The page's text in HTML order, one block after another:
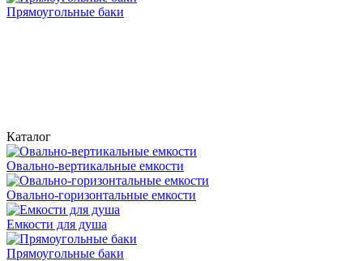
Прямоугольные баки
Каталог
Овально-вертикальные емкости
Овально-горизонтальные емкости
Емкости для душа
Прямоугольные баки